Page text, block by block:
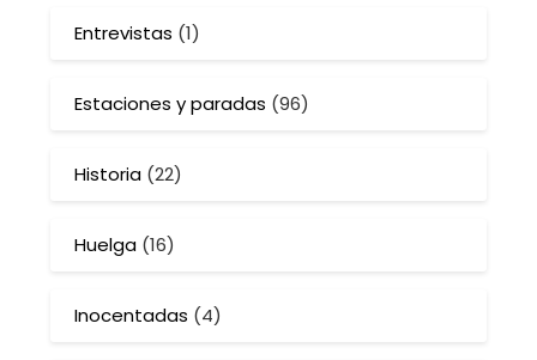
Entrevistas (1)
Estaciones y paradas (96)
Historia (22)
Huelga (16)
Inocentadas (4)